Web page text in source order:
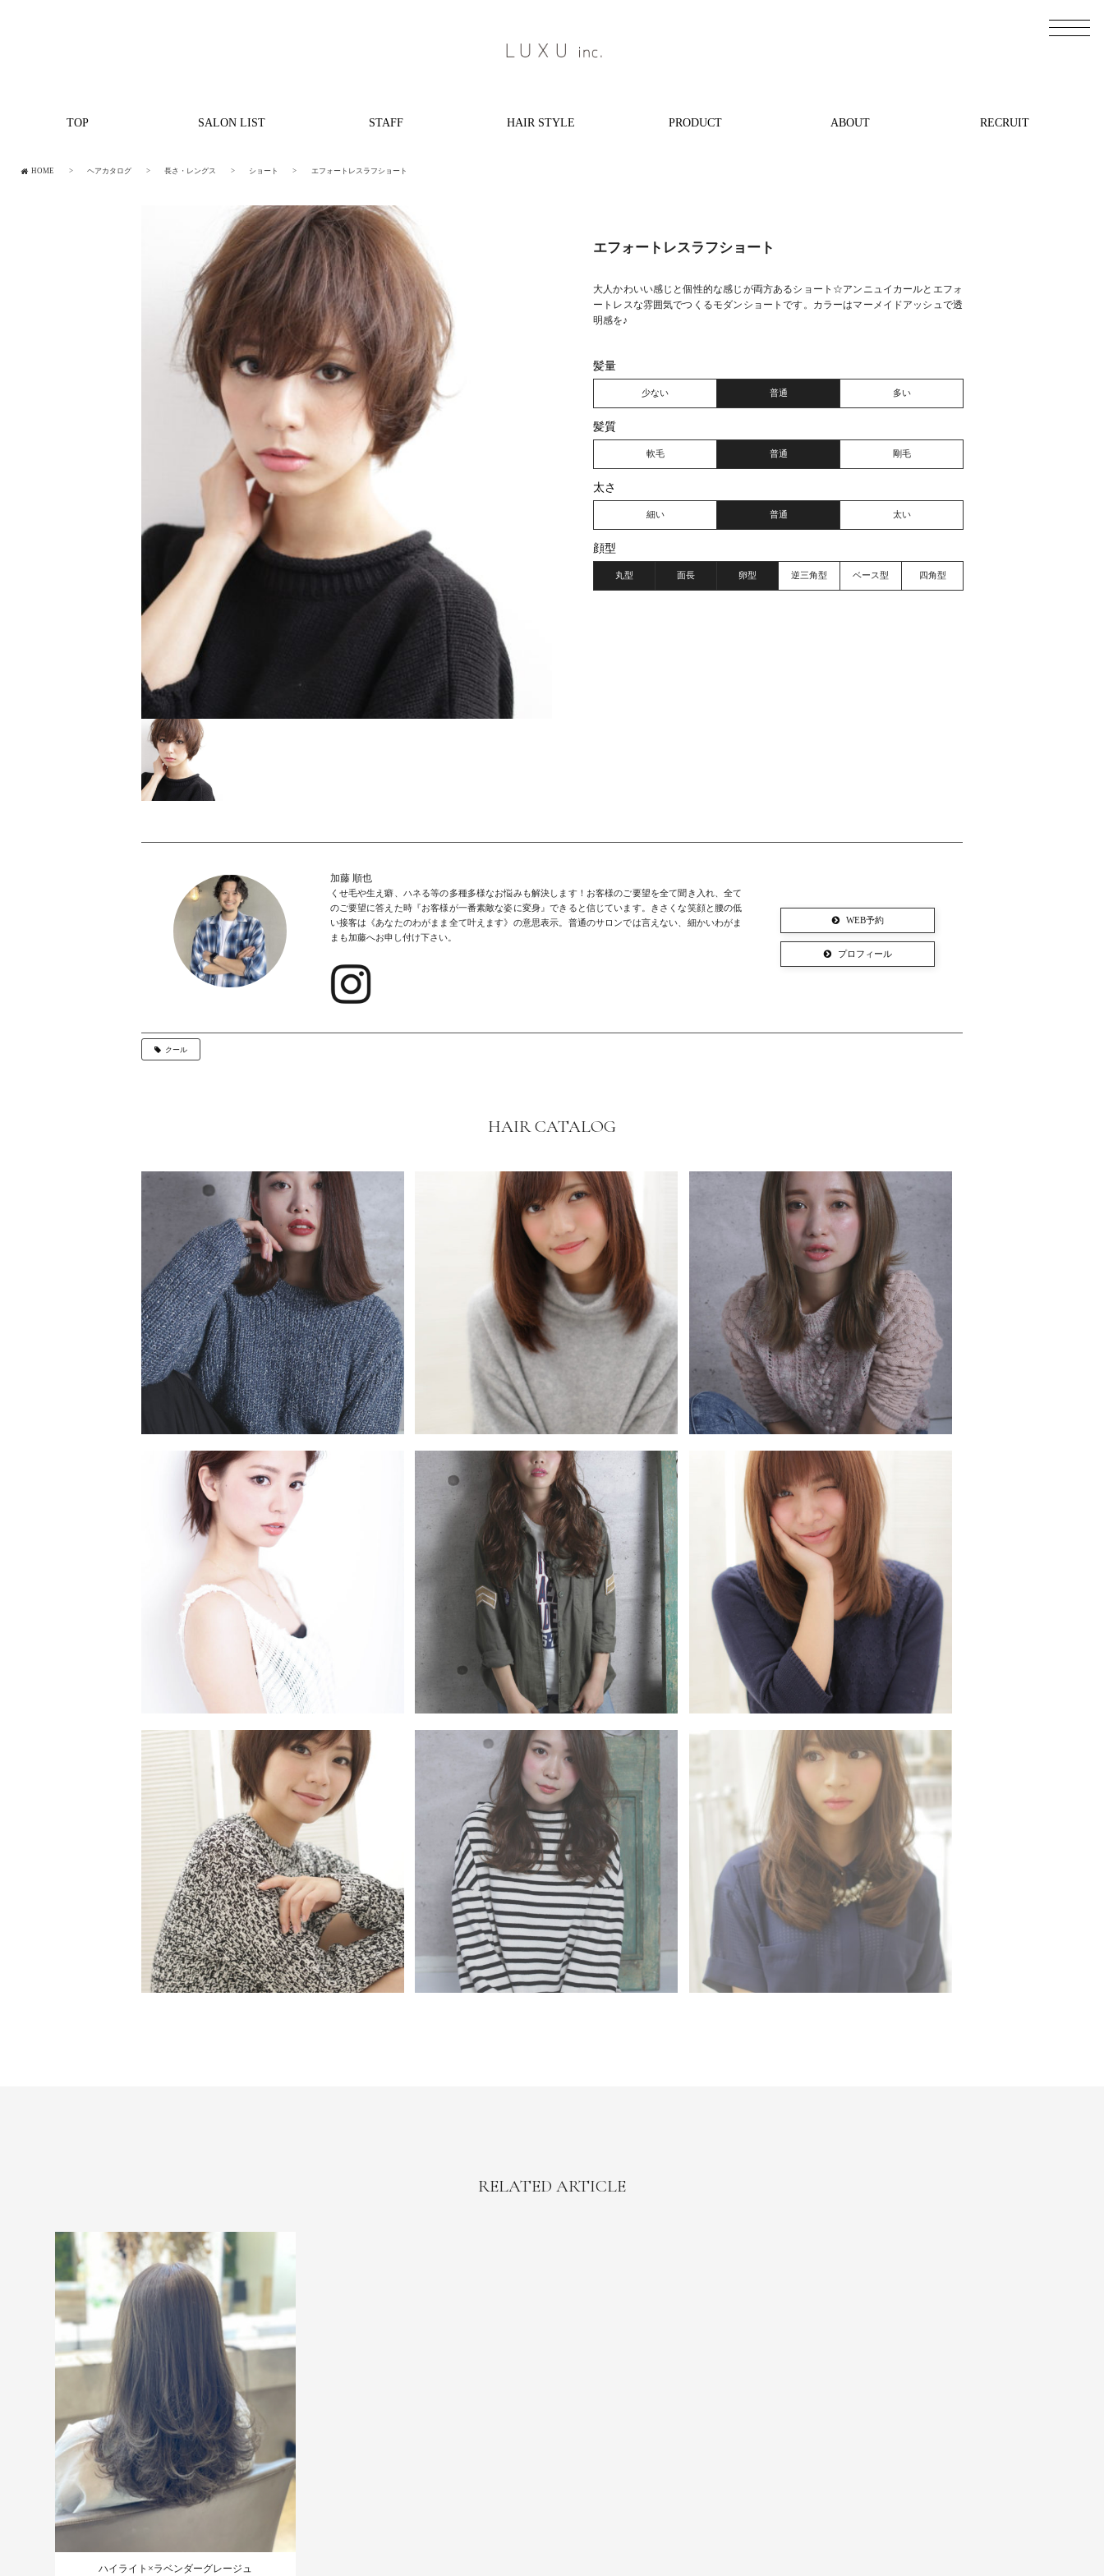
TOP SALON LIST STAFF HAIR STYLE PRODUCT ABOUT RECRUIT
HOME ヘアカタログ 長さ・レングス ショート エフォートレスラフショート
エフォートレスラフショート
大人かわいい感じと個性的な感じが両方あるショート☆アンニュイカールとエフォ
ートレスな雰囲気でつくるモダンショートです。カラーはマーメイドアッシュで透
明感を♪
髪量
少ない 普通 多い
髪質
軟毛 普通 剛毛
太さ
細い 普通 太い
顔型
丸型 面長 卵型 逆三角型 ベース型 四角型
加藤 順也
くせ毛や生え癖、ハネる等の多種多様なお悩みも解決します！お客様のご要望を全て聞き入れ、全て
のご要望に答えた時『お客様が一番素敵な姿に変身』できると信じています。きさくな笑顔と腰の低
い接客は《あなたのわがまま全て叶えます》の意思表示。普通のサロンでは言えない、細かいわがま
まも加藤へお申し付け下さい。
WEB予約
プロフィール
クール
HAIR CATALOG
RELATED ARTICLE
ハイライト×ラベンダーグレージュ